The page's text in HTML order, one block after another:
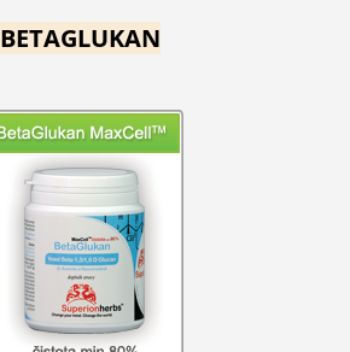
BETAGLUKAN